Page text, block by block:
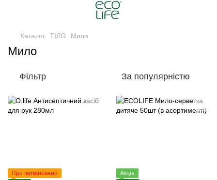
Каталог ТІЛО Мило
Мило
Фільтр За популярністю
Протерміновано
Акція